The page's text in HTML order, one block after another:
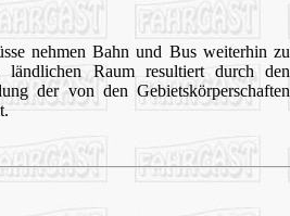
nehmen Bahn und Bus weiterhin zu
ländlichen Raum resultiert durch den
der von den Gebietskörperschaften